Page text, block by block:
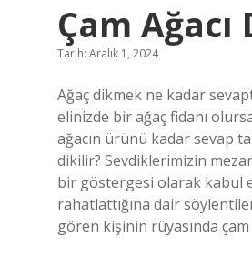
Çam
Tarih: Aralık 1, 2024
Ağaç dikmek ne kadar
elinizde bir ağaç fidanı
ağacın ürünü kadar sevap
dikilir? Sevdiklerimizin
bir göstergesi olarak kabul
rahatlattığına dair
gören kişinin rüyasında